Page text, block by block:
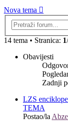
Nova tema
14 tema • Stranica: 1/
Obavijesti
Zadnji
LZS
TEMA
Postao/la